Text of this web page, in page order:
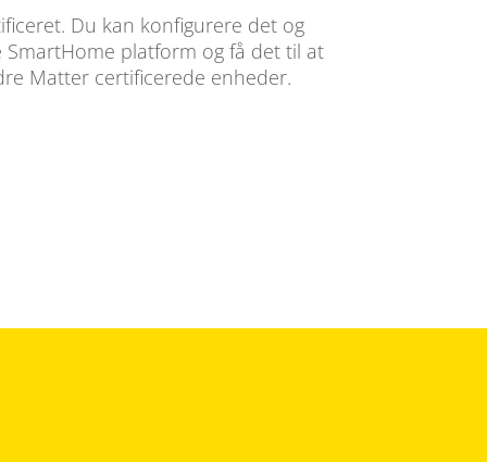
Du kan konfigurere det og
platform og få det til at
Matter certificerede enheder.